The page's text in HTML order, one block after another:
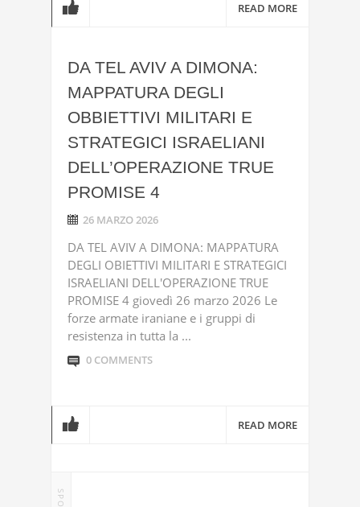
READ MORE
DA TEL AVIV A DIMONA:
MAPPATURA DEGLI
OBBIETTIVI MILITARI E
STRATEGICI ISRAELIANI
DELL’OPERAZIONE TRUE
PROMISE 4
26 MARZO 2026
DA TEL AVIV A DIMONA: MAPPATURA
DEGLI OBIETTIVI MILITARI E STRATEGICI
ISRAELIANI DELL'OPERAZIONE TRUE
PROMISE 4 giovedì 26 marzo 2026 Le
forze armate iraniane e i gruppi di
resistenza in tutta la ...
0 COMMENTS
READ MORE